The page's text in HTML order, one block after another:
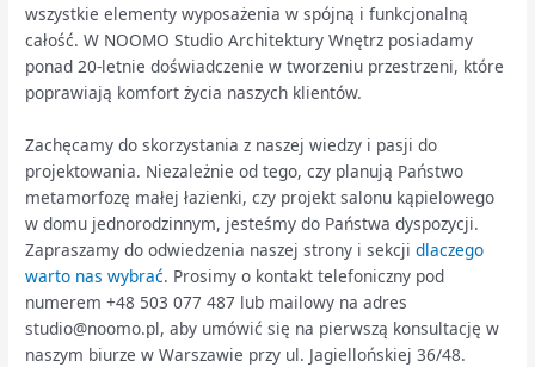
wszystkie elementy wyposażenia w spójną i funkcjonalną
całość. W NOOMO Studio Architektury Wnętrz posiadamy
ponad 20-letnie doświadczenie w tworzeniu przestrzeni, które
poprawiają komfort życia naszych klientów.
Zachęcamy do skorzystania z naszej wiedzy i pasji do
projektowania. Niezależnie od tego, czy planują Państwo
metamorfozę małej łazienki, czy projekt salonu kąpielowego
w domu jednorodzinnym, jesteśmy do Państwa dyspozycji.
Zapraszamy do odwiedzenia naszej strony i sekcjidlaczego
warto nas wybrać. Prosimy o kontakt telefoniczny pod
numerem +48 503 077 487 lub mailowy na adres
studio@noomo.pl, aby umówić się na pierwszą konsultację w
naszym biurze w Warszawie przy ul. Jagiellońskiej 36/48.